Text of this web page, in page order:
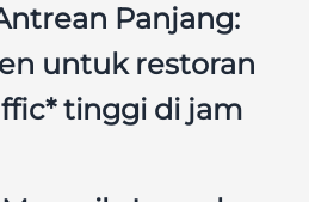
Panjang:
untuk restoran
tinggi di jam